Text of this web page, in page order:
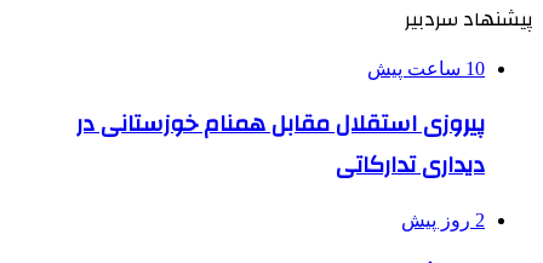
پیشنهاد سردبیر
10 ساعت پیش
پیروزی استقلال مقابل همنام خوزستانی در
دیداری تدارکاتی
2 روز پیش